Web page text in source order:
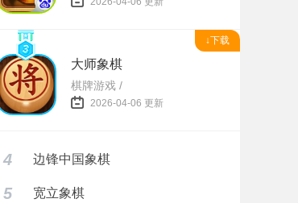
↓下载
大师象棋
棋牌游戏 /
2026-04-06 更新
4 边锋中国象棋
5 宽立象棋